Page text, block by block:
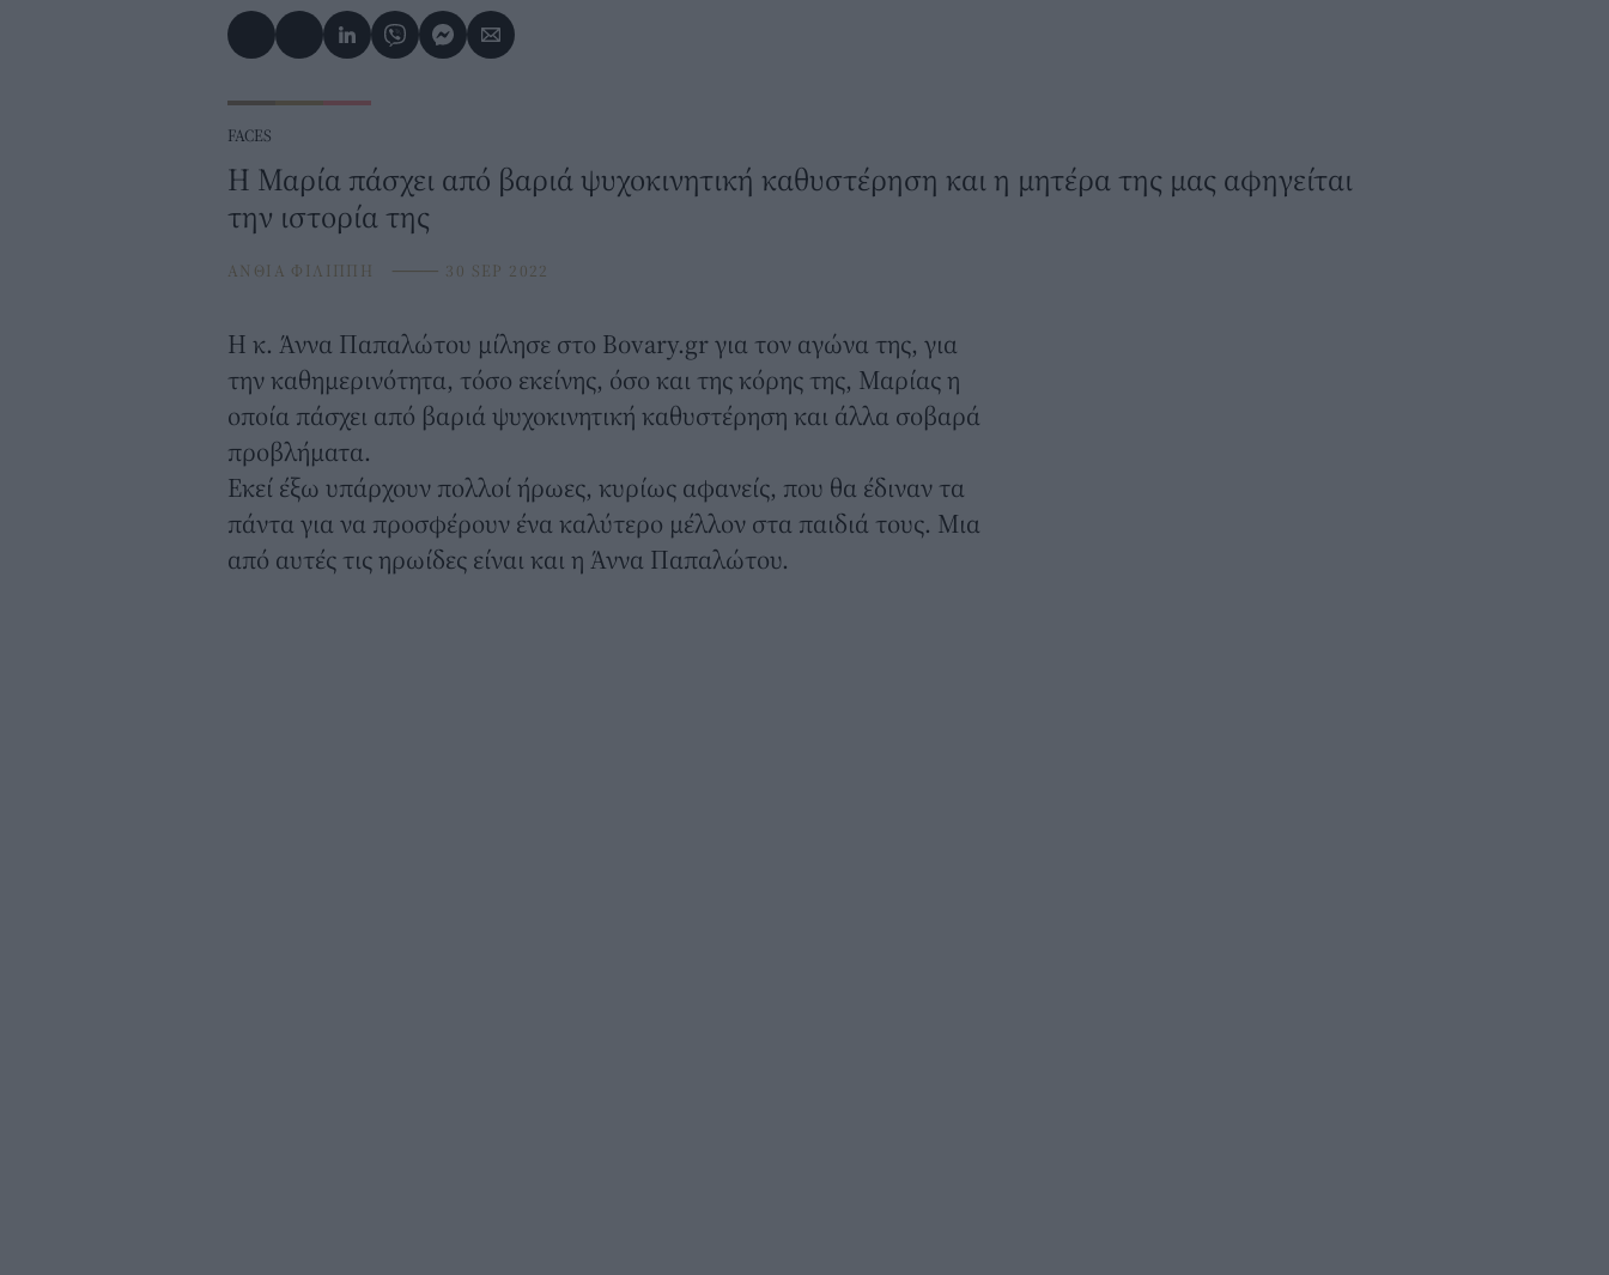
FACES
Η Μαρία πάσχει από βαριά ψυχοκινητική καθυστέρηση και η μητέρα της μας αφηγείται
την ιστορία της
ΑΝΘΙΑ ΦΙΛΙΠΠΗ ⸻ 30 SEP 2022
H κ. Άννα Παπαλώτου μίλησε στο Bovary.gr για τον αγώνα της, για
την καθημερινότητα, τόσο εκείνης, όσο και της κόρης της, Μαρίας η
οποία πάσχει από βαριά ψυχοκινητική καθυστέρηση και άλλα σοβαρά
προβλήματα.
Εκεί έξω υπάρχουν πολλοί ήρωες, κυρίως αφανείς, που θα έδιναν τα
πάντα για να προσφέρουν ένα καλύτερο μέλλον στα παιδιά τους. Μια
από αυτές τις ηρωίδες είναι και η Άννα Παπαλώτου.